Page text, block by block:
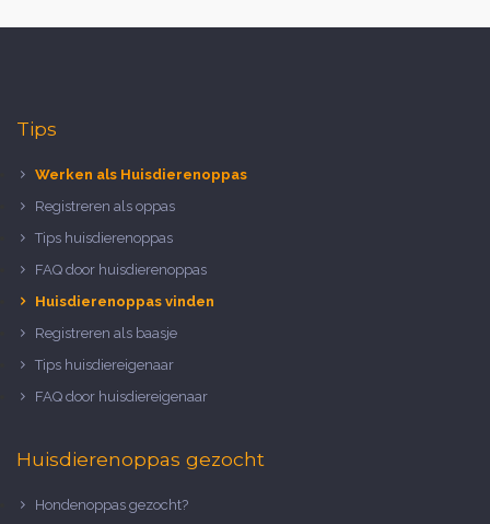
Tips
Werken als Huisdierenoppas
Registreren als oppas
Tips huisdierenoppas
FAQ door huisdierenoppas
Huisdierenoppas vinden
Registreren als baasje
Tips huisdiereigenaar
FAQ door huisdiereigenaar
Huisdierenoppas gezocht
Hondenoppas gezocht?